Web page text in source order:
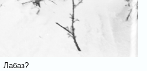
Лабаз?